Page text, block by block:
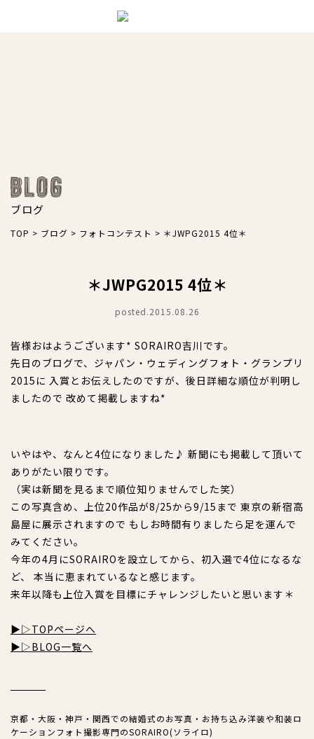
ブログ
TOP > ブログ > フォトコンテスト > ＊JWPG2015 4位＊
＊JWPG2015 4位＊
posted.2015.08.26
皆様おはようございます* SORAIRO吉川です。
先日のブログで、ジャパン・ウェディングフォト・グランプリ
2015に 入賞とお伝えしたのですが、後日詳細な順位が判明し
ましたので 改めて掲載しますね*
いやはや、なんと4位になりました♪ 新聞にも掲載して頂いて
ありがたい限りです。
（実は新聞を見るまで順位知りませんでした笑）
この写真含め、上位20作品が8/25から9/15まで 東京の新宿高
島屋に展示されますので もしお時間有りましたら足を運んで
みてください。
今年の4月にSORAIROを設立してから、初入選で4位になるな
ど、 本当に恵まれているなと感じます。
来年以降も上位入賞を目標にチャレンジしたいと思います＊
▶︎▷TOPページへ
▶︎▷BLOG一覧へ
京都・大阪・神戸・関西での結婚式のお写真・お持ち込み洋装や和装ロ
ケーションフォト撮影専門のSORAIRO(ソライロ)